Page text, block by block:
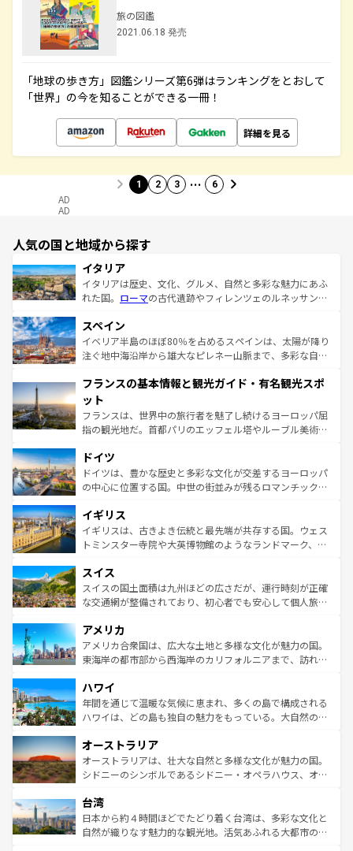
旅の図鑑
2021.06.18 発売
「地球の歩き方」図鑑シリーズ第6弾はランキングをとおして
「世界」の今を知ることができる一冊！
詳細を見る
1 2 3 … 6
AD
AD
人気の国と地域から探す
イタリア
イタリアは歴史、文化、グルメ、自然と多彩な魅力にあふ
れた国。 ローマの古代遺跡やフィレンツェのルネッサンス
ろん、トスカーナの美しい田園風景やアマルフィ海岸の絶
景など、自然景観も見逃せない。観光の合間には、本場の
ピザやパスタなど、絶品のイタリア料理を堪能することも
ませてくれるイタリアで、忘れられない旅をしてみよう！
なお、新着のイタリア情報は
しい。
スペイン
イベリア半島のほぼ80％を占めるスペインは、太陽が降り
注ぐ地中海沿岸から雄大なピレネー山脈まで、多彩な自然
文化が根付くこの国では、情熱的なフラメンコ、熱気あふ
れる闘牛、そして美味しいタパスが生活の一部となってい
る。首都マドリードの洗練された雰囲気や、バルセロナの
アートに溢れた街角から、地方では古代ローマ遺跡や中世
せる。地方によって風土や気候が異なるスペインはその個
性で訪れる人を魅了する。 なお、新着のスペイン情報は コ
ンテンツ一覧を参照してほしい。
フランスの基本情報と観光ガイド・有名観光スポ
ット
フランスは、世界中の旅行者を魅了し続けるヨーロッパ屈
指の観光地だ。首都パリのエッフェル塔やルーブル美術館
で、幅広い魅力が詰まっている。華麗な宮殿、歴史的な大
聖堂、美しいビーチ、そして豊かな自然が、訪れる者を心
から魅了する。また、フランスは美食の国としても知ら
いる。シャンパンの発祥地であるランス、プロヴァンスの
香り高いラベンダー畑など、多彩な楽しみ方が可能だ。さ
らに、パリ以外の地域にも魅力が溢れており、どの街角に
れる地方に足を運ぶとそれぞれで全く異なる文化を体験で
きるだろう。 なお、新着のフランス情報はコンテンツ一覧
を参照してほしい。
ドイツ
ドイツは、豊かな歴史と多彩な文化が交差するヨーロッパ
の中心に位置する国。中世の街並みが残るロマンチック街
顔を持つこの国は、どこを歩いても飽きることがない。ベ
ルリンの文化的活気、バイエルン州のアルプスの絶景、そ
してライン川沿いのワイン畑といった風景は必見。ビール
は、お酒好きな人にはぜひ体験してほしい。 なお、新着の
ドイツ情報はコンテンツ一覧を参照してほしい。
イギリス
イギリスは、古きよき伝統と最先端が共存する国。ウェス
トミンスター寺院や大英博物館のようなランドマーク、歴
リアごとに異なる魅力がある。また、優雅なアフタヌーン
ティー、ビール好きにはたまらない英国パブ、サッカー観
戦など、本場だからこそできる体験も豊富。イギリスを旅
ンツ一覧を参照してほしい。
スイス
スイスの国土面積は九州ほどの広さだが、運行時刻が正確
な交通網が整備されており、初心者でも安心して個人旅行
の建物がそのまま残る町や、スイスならではのユニークな
博物館もあり、アルプス観光だけでなく町歩きも満喫する
ことができる。国民の所得が高いため物価も高いが、旅行
ば市内交通費無料で観光を楽しむこともできる。 なお、新
着のスイス情報はコンテンツ一覧 を参照してほしい。
アメリカ
アメリカ合衆国は、広大な土地と多様な文化が魅力の国。
東海岸の都市部から西海岸のカリフォルニアまで、訪れる
のような巨大都市は、観光、ショッピング、エンターテイ
ンメントが詰まった刺激的なスポットだ。一方、アメリカ
西部には大自然が広がり、グランドキャニオンやイエロー
部のニューオーリンズでは、音楽と美食が融合した独特の
文化が魅力。旅行者はアメリカの各地域で異なる魅力を楽
しみながら、その多様性と豊かな歴史を感じることができ
ならではの贅沢な旅のスタイルだ。 なお、新着のアメリカ
情報はコンテンツ一覧を参照してほしい。
ハワイ
年間を通じて温暖な気候に恵まれ、多くの島で構成される
ハワイは、どの島も独自の魅力をもっている。大自然の神
ワイ島は見逃せない。また、定番の観光地といえばオアフ
島だが、静かな自然を求めるならマウイ島やカウアイ島が
おすすめ。エメラルドグリーンに輝く海をはじめ、豊かな
れるおもてなしの心で訪れる人々を迎えてくれるハワイの
人々、おいしいローカルフードやハワイアンミュージッ
ク、伝統的なフラダンスなど、すべてがハワイの魅力を彩
オーストラリア
オーストラリアは、壮大な自然と多様な文化が魅力の国。
シドニーのシンボルであるシドニー・オペラハウス、オー
リアリーフや大陸中央部にそびえるウルル（エアーズロッ
ク）、タスマニアの美しい原生林やケアンズの熱帯雨林な
ど、見どころがたくさん。また、カフェやワイン、オージ
台湾
日本から約４時間ほどでたどり着く台湾は、多彩な文化と
自然が織りなす魅力的な観光地。活気あふれる大都市の台